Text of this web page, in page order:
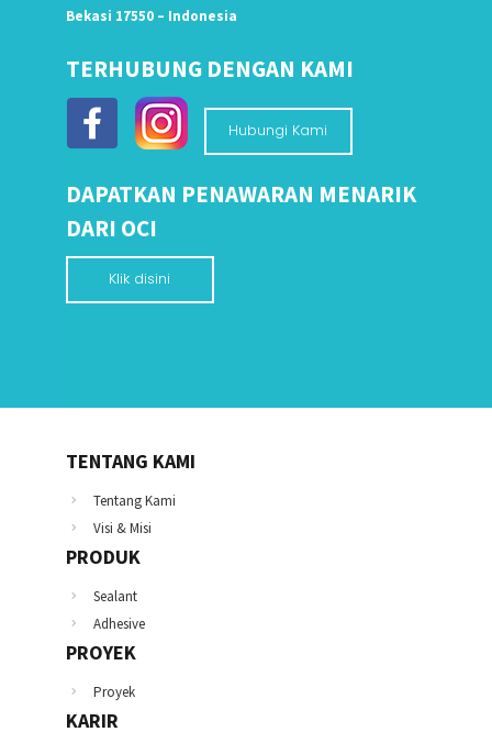
Bekasi 17550 – Indonesia
TERHUBUNG DENGAN KAMI
Hubungi Kami
DAPATKAN PENAWARAN MENARIK
DARI OCI
Klik disini
TENTANG KAMI
Tentang Kami
Visi & Misi
PRODUK
Sealant
Adhesive
PROYEK
Proyek
KARIR